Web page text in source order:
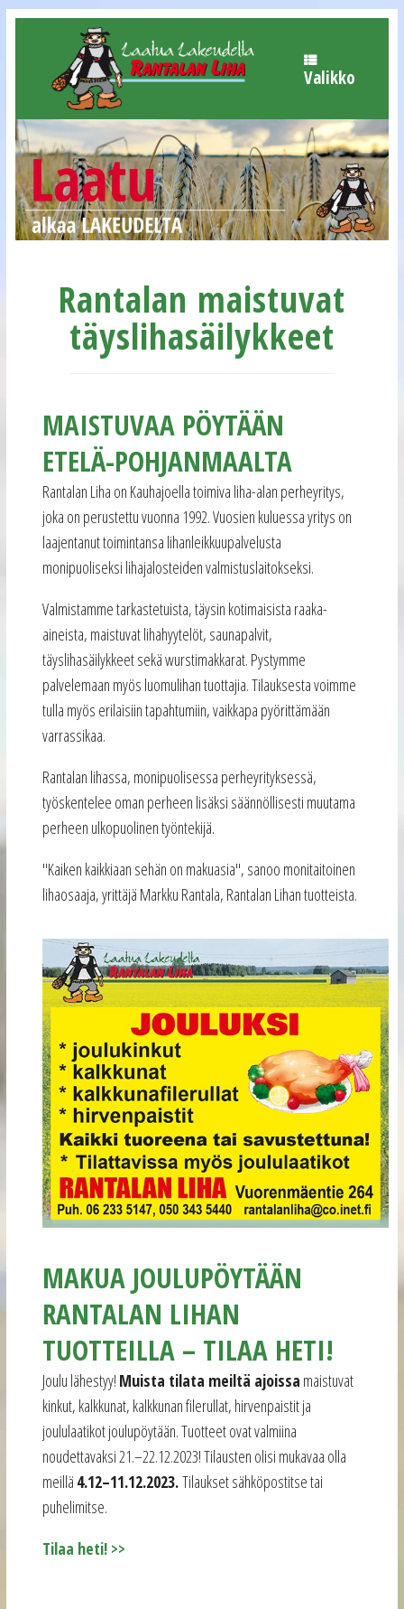
Valikko
Rantalan maistuvat
täyslihasäilykkeet
MAISTUVAA PÖYTÄÄN
ETELÄ-POHJANMAALTA
Rantalan Liha on Kauhajoella toimiva liha-alan perheyritys,
joka on perustettu vuonna 1992. Vuosien kuluessa yritys on
laajentanut toimintansa lihanleikkuupalvelusta
monipuoliseksi lihajalosteiden valmistuslaitokseksi.
Valmistamme tarkastetuista, täysin kotimaisista raaka-
aineista, maistuvat lihahyytelöt, saunapalvit,
täyslihasäilykkeet sekä wurstimakkarat. Pystymme
palvelemaan myös luomulihan tuottajia. Tilauksesta voimme
tulla myös erilaisiin tapahtumiin, vaikkapa pyörittämään
varrassikaa.
Rantalan lihassa, monipuolisessa perheyrityksessä,
työskentelee oman perheen lisäksi säännöllisesti muutama
perheen ulkopuolinen työntekijä.
"Kaiken kaikkiaan sehän on makuasia", sanoo monitaitoinen
lihaosaaja, yrittäjä Markku Rantala, Rantalan Lihan tuotteista.
MAKUA JOULUPÖYTÄÄN
RANTALAN LIHAN
TUOTTEILLA – TILAA HETI!
Joulu lähestyy! Muista tilata meiltä ajoissa maistuvat
kinkut, kalkkunat, kalkkunan filerullat, hirvenpaistit ja
joululaatikot joulupöytään. Tuotteet ovat valmiina
noudettavaksi 21.–22.12.2023! Tilausten olisi mukavaa olla
meillä 4.12–11.12.2023.Tilaukset sähköpostitse tai
puhelimitse.
Tilaa heti! >>